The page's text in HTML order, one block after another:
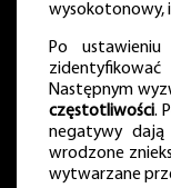
wysokotonowy,
Po
Następnym
częstotliwości.
negatywy
wrodzone
wytwarzane